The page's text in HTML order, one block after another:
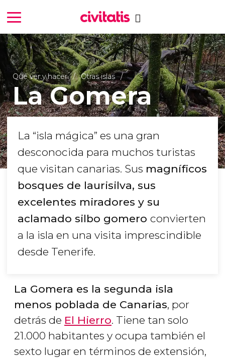
Qué ver y hacer Otras islas
La Gomera
La “isla mágica” es una gran
desconocida para muchos turistas
que visitan canarias. Sus magníficos
bosques de laurisilva, sus
excelentes miradores y su
aclamado silbo gomero convierten
a la isla en una visita imprescindible
desde Tenerife.
La Gomera es la segunda isla
menos poblada de Canarias, por
detrás de El Hierro. Tiene tan solo
21.000 habitantes y ocupa también el
sexto lugar en términos de extensión,